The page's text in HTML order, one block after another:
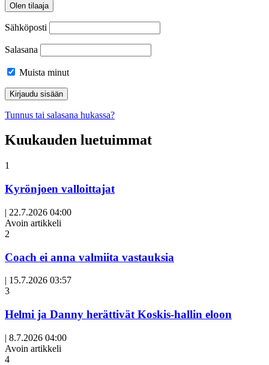
Olen tilaaja
Sähköposti
Salasana
Muista minut
Tunnus tai salasana hukassa?
Kuukauden luetuimmat
1
Kyrönjoen valloittajat
| 22.7.2026 04:00
Avoin artikkeli
2
Coach ei anna valmiita vastauksia
| 15.7.2026 03:57
3
Helmi ja Danny herättivät Koskis-hallin eloon
| 8.7.2026 04:00
Avoin artikkeli
4